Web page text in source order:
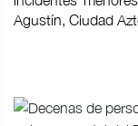
Agustín, Ciudad